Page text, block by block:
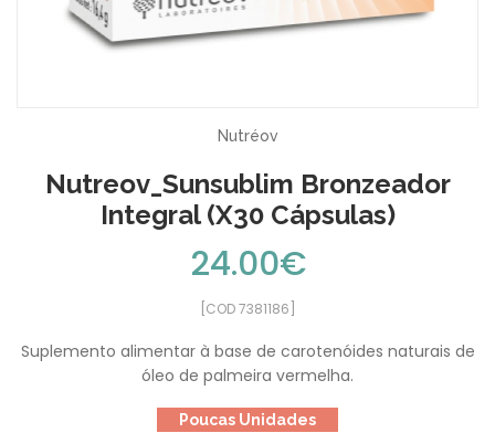
Nutréov
Nutreov_Sunsublim Bronzeador
Integral (x30 Cápsulas)
24.00€
[COD 7381186]
Suplemento alimentar à base de carotenóides naturais de
óleo de palmeira vermelha.
Poucas Unidades